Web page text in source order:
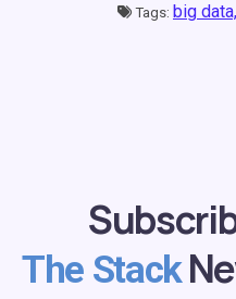
Tags: big data,
The Stack